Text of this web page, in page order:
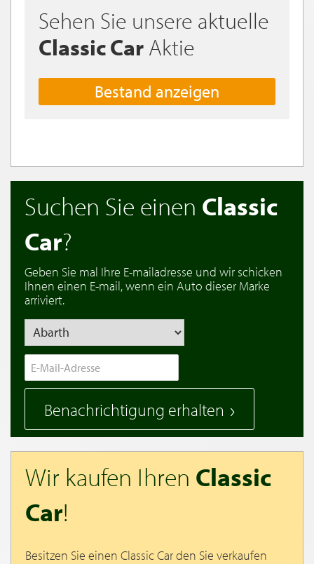
Sehen Sie unsere aktuelle
Classic Car Aktie
Bestand anzeigen
Suchen Sie einen Classic
Car?
Geben Sie mal Ihre E-mailadresse und wir schicken
Ihnen einen E-mail, wenn ein Auto dieser Marke
arriviert.
Benachrichtigung erhalten
Wir kaufen Ihren Classic
Car!
Besitzen Sie einen Classic Car den Sie verkaufen